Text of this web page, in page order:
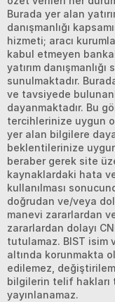
Burada yer alan
danışmanlığı
hizmeti; aracı
kabul etmeyen
yatırım
sunulmaktadır.
ve tavsiyede
dayanmaktadır. Bu
tercihlerinize uygun
yer alan bilgilere
beklentilerinize
beraber gerek site
kaynaklardaki hata
kullanılması
doğrudan ve/veya
manevi zararlardan
zararlardan dolayı
tutulamaz. BIST isim
altında korunmakta
edilemez,
bilgilerin telif hakları
yayınlanamaz.